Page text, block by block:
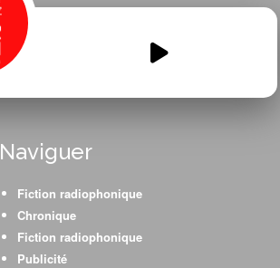
La-disparition-a-Bordeaux.mp3
Naviguer
Fiction radiophonique
Chronique
Fiction radiophonique
Publicité